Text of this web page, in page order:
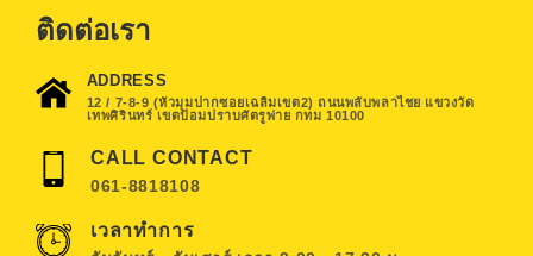
ติดต่อเรา
ADDRESS
12 / 7-8-9 (หัวมุมปากซอยเฉลิมเขต2) ถนนพลับพลาไชย แขวงวัด
เทพศิรินทร์ เขตป้อมปราบศัตรูพ่าย กทม 10100
CALL CONTACT
061-8818108
เวลาทำการ